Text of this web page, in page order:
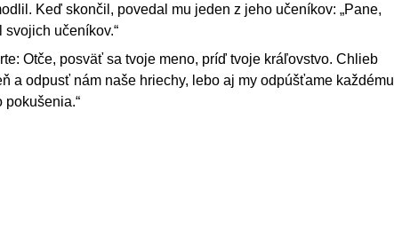
Keď skončil, povedal mu jeden z jeho učeníkov: „Pane,
učeníkov.“
Otče, posväť sa tvoje meno, príď tvoje kráľovstvo. Chlieb
a odpusť nám naše hriechy, lebo aj my odpúšťame každému
pokušenia.“